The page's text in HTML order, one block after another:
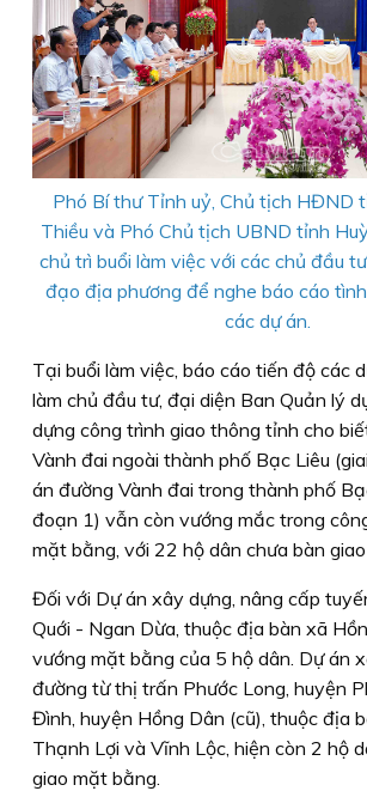
Phó Bí thư Tỉnh uỷ, Chủ tịch HĐND
Thiều và Phó Chủ tịch UBND tỉnh
chủ trì buổi làm việc với các chủ đầu
đạo địa phương để nghe báo cáo
các dự án.
Tại buổi làm việc, báo cáo tiến độ các
làm chủ đầu tư, đại diện Ban Quản lý
dựng công trình giao thông tỉnh cho
Vành đai ngoài thành phố Bạc Liêu
án đường Vành đai trong thành phố
đoạn 1) vẫn còn vướng mắc trong
mặt bằng, với 22 hộ dân chưa bàn
Đối với Dự án xây dựng, nâng cấp
Quới - Ngan Dừa, thuộc địa bàn xã
vướng mặt bằng của 5 hộ dân. Dự án
đường từ thị trấn Phước Long, huyện
Đình, huyện Hồng Dân (cũ), thuộc địa
Thạnh Lợi và Vĩnh Lộc, hiện còn 2 hộ
giao mặt bằng.